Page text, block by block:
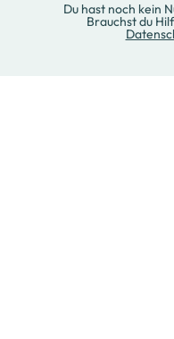
Du hast noch kein
Brauchst du